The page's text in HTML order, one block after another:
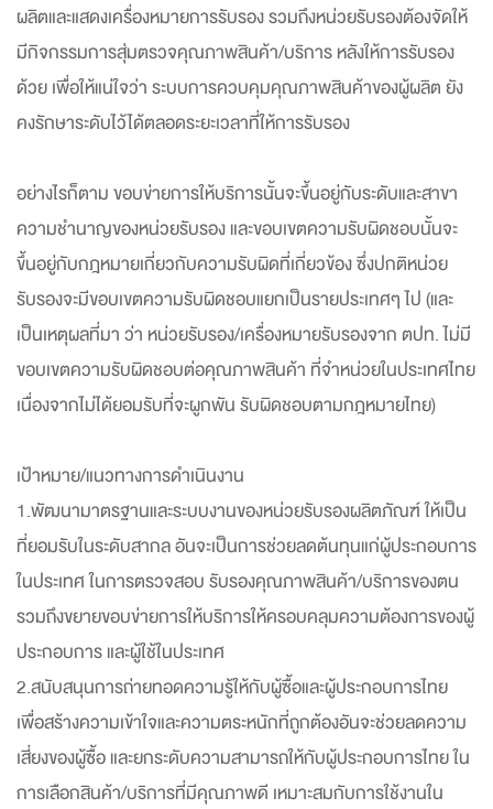
ผลิตและแสดงเครื่องหมายการรับรอง รวมถึงหน่วยรับรองต้องจัดให้
มีกิจกรรมการสุ่มตรวจคุณภาพสินค้า/บริการ หลังให้การรับรอง
ด้วย เพื่อให้แน่ใจว่า ระบบการควบคุมคุณภาพสินค้าของผู้ผลิต ยัง
คงรักษาระดับไว้ได้ตลอดระยะเวลาที่ให้การรับรอง
อย่างไรก็ตาม ขอบข่ายการให้บริการนั้นจะขึ้นอยู่กับระดับและสาขา
ความชำนาญของหน่วยรับรอง และขอบเขตความรับผิดชอบนั้นจะ
ขึ้นอยู่กับกฎหมายเกี่ยวกับความรับผิดที่เกี่ยวข้อง ซึ่งปกติหน่วย
รับรองจะมีขอบเขตความรับผิดชอบแยกเป็นรายประเทศๆ ไป (และ
เป็นเหตุผลที่มา ว่า หน่วยรับรอง/เครื่องหมายรับรองจาก ตปท. ไม่มี
ขอบเขตความรับผิดชอบต่อคุณภาพสินค้า ที่จำหน่วยในประเทศไทย
เนื่องจากไม่ได้ยอมรับที่จะผูกพัน รับผิดชอบตามกฎหมายไทย)
เป้าหมาย/แนวทางการดำเนินงาน
1.พัฒนามาตรฐานและระบบงานของหน่วยรับรองผลิตภัณฑ์ ให้เป็น
ที่ยอมรับในระดับสากล อันจะเป็นการช่วยลดต้นทุนแก่ผู้ประกอบการ
ในประเทศ ในการตรวจสอบ รับรองคุณภาพสินค้า/บริการของตน
รวมถึงขยายขอบข่ายการให้บริการให้ครอบคลุมความต้องการของผู้
ประกอบการ และผู้ใช้ในประเทศ
2.สนับสนุนการถ่ายทอดความรู้ให้กับผู้ซื้อและผู้ประกอบการไทย
เพื่อสร้างความเข้าใจและความตระหนักที่ถูกต้องอันจะช่วยลดความ
เสี่ยงของผู้ซื้อ และยกระดับความสามารถให้กับผู้ประกอบการไทย ใน
การเลือกสินค้า/บริการที่มีคุณภาพดี เหมาะสมกับการใช้งานใน